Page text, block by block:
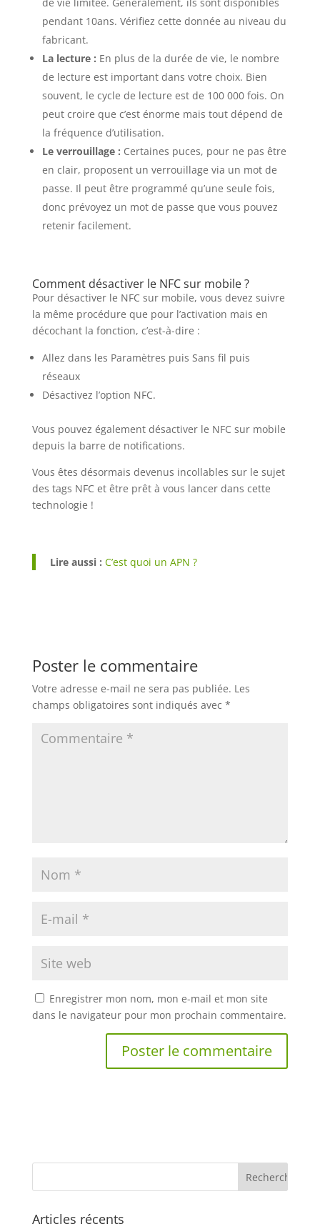
pendant 10ans. Vérifiez cette donnée au niveau du
fabricant.
La lecture : En plus de la durée de vie, le nombre
de lecture est important dans votre choix. Bien
souvent, le cycle de lecture est de 100 000 fois. On
peut croire que c’est énorme mais tout dépend de
la fréquence d’utilisation.
Le verrouillage : Certaines puces, pour ne pas être
en clair, proposent un verrouillage via un mot de
passe. Il peut être programmé qu’une seule fois,
donc prévoyez un mot de passe que vous pouvez
retenir facilement.
Comment désactiver le NFC sur mobile ?
Pour désactiver le NFC sur mobile, vous devez suivre
la même procédure que pour l’activation mais en
décochant la fonction, c’est-à-dire :
Allez dans les Paramètres puis Sans fil puis
réseaux
Désactivez l’option NFC.
Vous pouvez également désactiver le NFC sur mobile
depuis la barre de notifications.
Vous êtes désormais devenus incollables sur le sujet
des tags NFC et être prêt à vous lancer dans cette
technologie !
Lire aussi : C’est quoi un APN ?
Poster le commentaire
Votre adresse e-mail ne sera pas publiée. Les
champs obligatoires sont indiqués avec *
Enregistrer mon nom, mon e-mail et mon site
dans le navigateur pour mon prochain commentaire.
Articles récents